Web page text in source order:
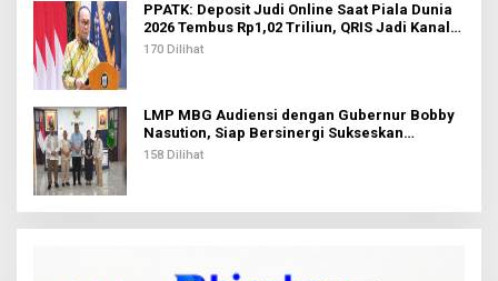
PPATK: Deposit Judi Online Saat Piala Dunia
2026 Tembus Rp1,02 Triliun, QRIS Jadi Kanal
Terbanyak
170 Dilihat
LMP MBG Audiensi dengan Gubernur Bobby
Nasution, Siap Bersinergi Sukseskan
Program Makan Bergizi Gratis di Sumut
158 Dilihat